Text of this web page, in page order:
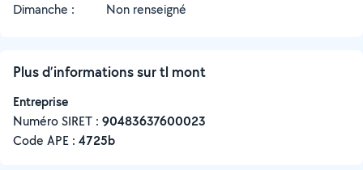
Dimanche :
Non renseigné
Plus d’informations sur tl mont
Entreprise
Numéro SIRET : ‍90483637600023
Code APE : 4725b